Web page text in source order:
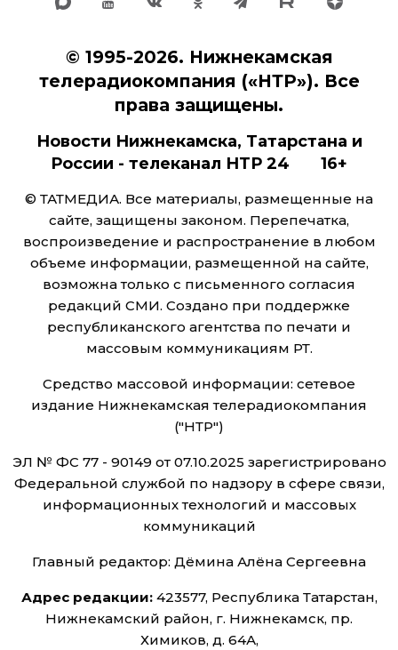
© 1995-2026. Нижнекамская
телерадиокомпания («НТР»). Все
права защищены.
Новости Нижнекамска, Татарстана и
России - телеканал НТР 24 16+
© ТАТМЕДИА. Все материалы, размещенные на
сайте, защищены законом. Перепечатка,
воспроизведение и распространение в любом
объеме информации, размещенной на сайте,
возможна только с письменного согласия
редакций СМИ. Создано при поддержке
республиканского агентства по печати и
массовым коммуникациям РТ.
Средство массовой информации: сетевое
издание Нижнекамская телерадиокомпания
("НТР")
ЭЛ № ФС 77 - 90149 от 07.10.2025 зарегистрировано
Федеральной службой по надзору в сфере связи,
информационных технологий и массовых
коммуникаций
Главный редактор: Дёмина Алёна Сергеевна
Адрес редакции:423577, Республика Татарстан,
Нижнекамский район, г. Нижнекамск, пр.
Химиков, д. 64А,